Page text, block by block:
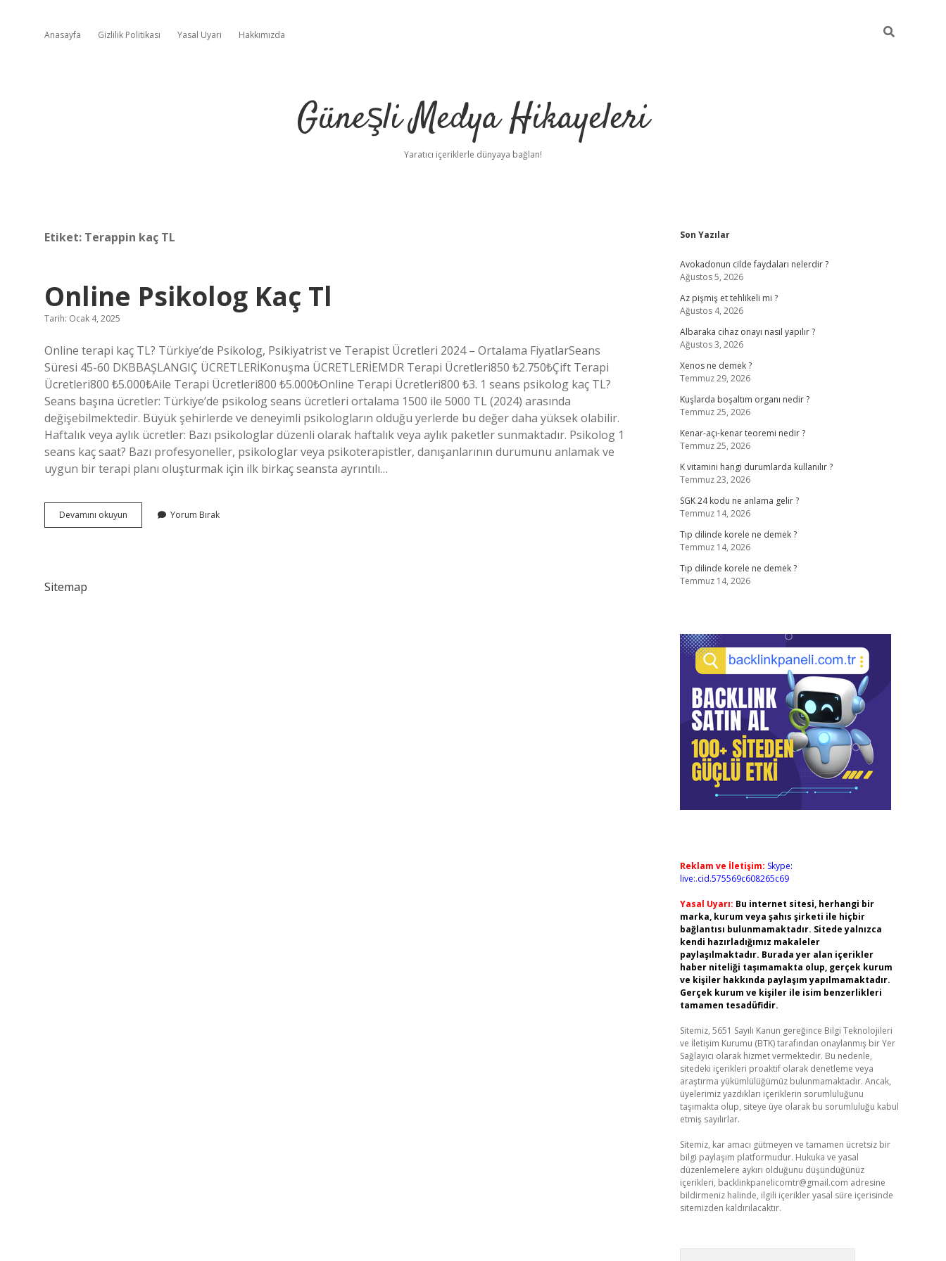
Anasayfa Gizlilik Politikası Yasal Uyarı Hakkımızda
Güneşli Medya Hikayeleri
Yaratıcı içeriklerle dünyaya bağlan!
Etiket: Terappin kaç TL
Online Psikolog Kaç Tl
Tarih: Ocak 4, 2025
Online terapi kaç TL? Türkiye’de Psikolog, Psikiyatrist ve Terapist Ücretleri 2024 – Ortalama FiyatlarSeans
Süresi 45-60 DKBBAŞLANGIÇ ÜCRETLERİKonuşma ÜCRETLERİEMDR Terapi Ücretleri850 ₺2.750₺Çift Terapi
Ücretleri800 ₺5.000₺Aile Terapi Ücretleri800 ₺5.000₺Online Terapi Ücretleri800 ₺3. 1 seans psikolog kaç TL?
Seans başına ücretler: Türkiye’de psikolog seans ücretleri ortalama 1500 ile 5000 TL (2024) arasında
değişebilmektedir. Büyük şehirlerde ve deneyimli psikologların olduğu yerlerde bu değer daha yüksek olabilir.
Haftalık veya aylık ücretler: Bazı psikologlar düzenli olarak haftalık veya aylık paketler sunmaktadır. Psikolog 1
seans kaç saat? Bazı profesyoneller, psikologlar veya psikoterapistler, danışanlarının durumunu anlamak ve
uygun bir terapi planı oluşturmak için ilk birkaç seansta ayrıntılı…
Devamını okuyun
Psikolog
Yorum Bırak
Sitemap
Sidebar
Son Yazılar
Avokadonun cilde faydaları nelerdir ?
Ağustos 5, 2026
Az pişmiş et tehlikeli mi ?
Ağustos 4, 2026
Albaraka cihaz onayı nasıl yapılır ?
Ağustos 3, 2026
Xenos ne demek ?
Temmuz 29, 2026
Kuşlarda boşaltım organı nedir ?
Temmuz 25, 2026
Kenar-açı-kenar teoremi nedir ?
Temmuz 25, 2026
K vitamini hangi durumlarda kullanılır ?
Temmuz 23, 2026
SGK 24 kodu ne anlama gelir ?
Temmuz 14, 2026
Tıp dilinde korele ne demek ?
Temmuz 14, 2026
Tıp dilinde korele ne demek ?
Temmuz 14, 2026
Reklam ve İletişim: Skype:
live:.cid.575569c608265c69
Yasal Uyarı: Bu internet sitesi, herhangi bir
marka, kurum veya şahıs şirketi ile hiçbir
bağlantısı bulunmamaktadır. Sitede yalnızca
kendi hazırladığımız makaleler
paylaşılmaktadır. Burada yer alan içerikler
haber niteliği taşımamakta olup, gerçek kurum
ve kişiler hakkında paylaşım yapılmamaktadır.
Gerçek kurum ve kişiler ile isim benzerlikleri
tamamen tesadüfidir.
Sitemiz, 5651 Sayılı Kanun gereğince Bilgi Teknolojileri
ve İletişim Kurumu (BTK) tarafından onaylanmış bir Yer
Sağlayıcı olarak hizmet vermektedir. Bu nedenle,
sitedeki içerikleri proaktif olarak denetleme veya
araştırma yükümlülüğümüz bulunmamaktadır. Ancak,
üyelerimiz yazdıkları içeriklerin sorumluluğunu
taşımakta olup, siteye üye olarak bu sorumluluğu kabul
etmiş sayılırlar.
Sitemiz, kar amacı gütmeyen ve tamamen ücretsiz bir
bilgi paylaşım platformudur. Hukuka ve yasal
düzenlemelere aykırı olduğunu düşündüğünüz
içerikleri, backlinkpanelicomtr@gmail.com adresine
bildirmeniz halinde, ilgili içerikler yasal süre içerisinde
sitemizden kaldırılacaktır.